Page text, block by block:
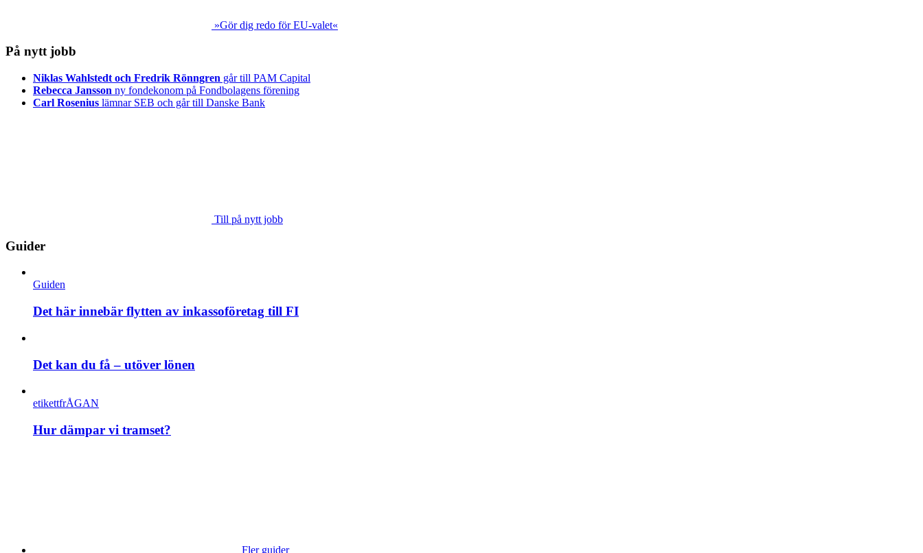
»Gör dig redo för EU-valet«
På nytt jobb
Niklas Wahlstedt och Fredrik Rönngren går till PAM Capital
Rebecca Jansson ny fondekonom på Fondbolagens förening
Carl Rosenius lämnar SEB och går till Danske Bank
Till på nytt jobb
Guider
Guiden
Det här innebär flytten av inkassoföretag till FI
Det kan du få – utöver lönen
etikettfrÅGAN
Hur dämpar vi tramset?
Fler guider